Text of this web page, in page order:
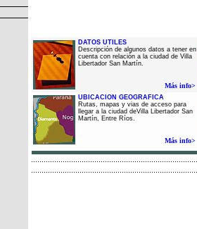
DATOS UTILES
Descripción de algunos datos a tener en
cuenta con relación a la ciudad de Villa
Libertador San Martín.
Más info>
UBICACION GEOGRAFICA
Rutas, mapas y vias de acceso para
llegar a la ciudad deVilla Libertador San
Martín, Entre Ríos.
Más info>